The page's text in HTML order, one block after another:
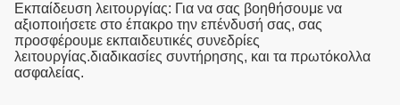
Εκπαίδευση λειτουργίας: Για να σας βοηθήσουμε να
αξιοποιήσετε στο έπακρο την επένδυσή σας, σας
προσφέρουμε εκπαιδευτικές συνεδρίες
λειτουργίας.διαδικασίες συντήρησης, και τα πρωτόκολλα
ασφαλείας.